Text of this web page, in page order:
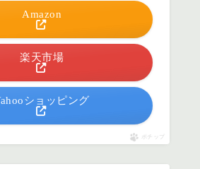
Amazon
楽天市場
ショッピング
ポチップ